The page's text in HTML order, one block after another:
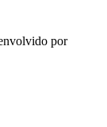
por